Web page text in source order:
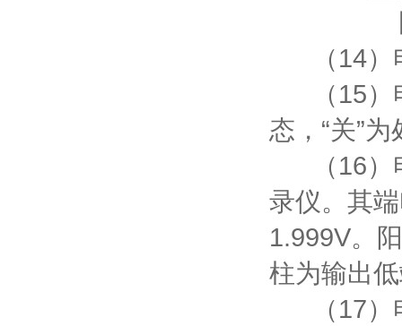
（14）
（15）电
态，“关”
（16）
录仪。其
1.999V。
柱为输出
（17）